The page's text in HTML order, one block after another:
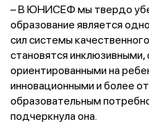
– В ЮНИСЕФ мы твердо
образование является
сил системы
становятся инклюзивными,
ориентированными на
инновационными и более
образовательным
подчеркнула она.